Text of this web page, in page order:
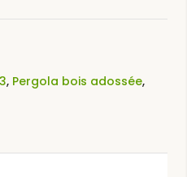
, Pergola bois adossée,